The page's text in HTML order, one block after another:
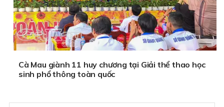
Cà Mau giành 11 huy chương tại Giải thể thao học
sinh phổ thông toàn quốc